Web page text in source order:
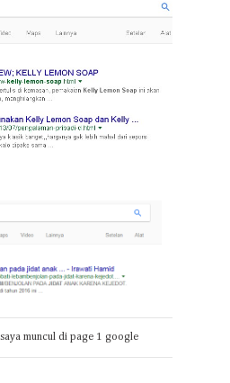
muncul di page 1 google